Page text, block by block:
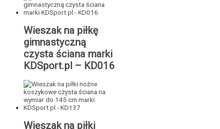
Wieszak na piłkę
gimnastyczną
czysta ściana marki
KDSport.pl – KD016
Wieszak na piłki